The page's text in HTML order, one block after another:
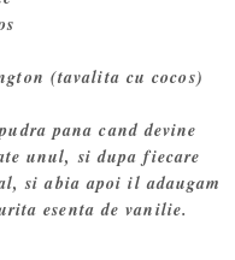
(tavalita cu cocos)
pana cand devine
unul, si dupa fiecare
si abia apoi il adaugam
esenta de vanilie.